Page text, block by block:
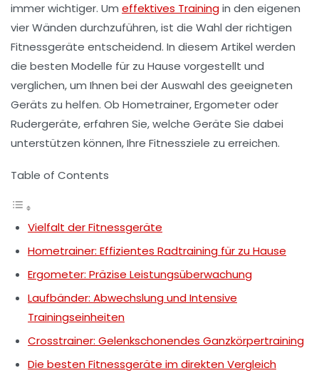
immer wichtiger. Um effektives Trainingin den eigenen
vier Wänden durchzuführen, ist die Wahl der richtigen
Fitnessgeräte entscheidend. In diesem Artikel werden
die besten Modelle für zu Hause vorgestellt und
verglichen, um Ihnen bei der Auswahl des geeigneten
Geräts zu helfen. Ob Hometrainer,Ergometeroder
Rudergeräte, erfahren Sie, welche Geräte Sie dabei
unterstützen können, Ihre Fitnessziele zu erreichen.
Table of Contents
Vielfalt der Fitnessgeräte
Hometrainer: Effizientes Radtraining für zu Hause
Ergometer: Präzise Leistungsüberwachung
Laufbänder: Abwechslung und Intensive
Trainingseinheiten
Crosstrainer: Gelenkschonendes Ganzkörpertraining
Die besten Fitnessgeräte im direkten Vergleich